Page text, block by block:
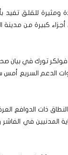
ومثيرة للقلق تفيد
كبيرة من مدينة
فولكر تورك في
قوات الدعم السريع
ذات الدوافع
المدنيين في الفاشر